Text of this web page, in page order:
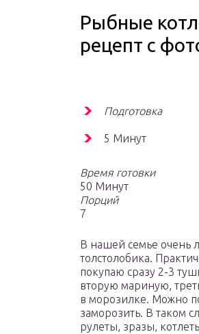
Рыбные
рецепт с
Подготовка
5 Минут
Время готовки
50 Минут
Порций
7
В нашей семье очень
толстолобика.
покупаю сразу 2-3
вторую мариную,
в морозилке. Можно
заморозить. В таком
рулеты, зразы,